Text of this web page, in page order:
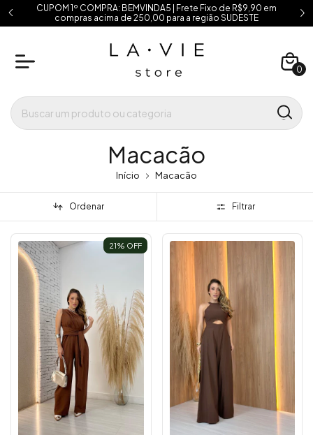
CUPOM 1º COMPRA: BEMVINDA5 | Frete Fixo de R$9,90 em
compras acima de 250,00 para a região SUDESTE
0
Macacão
Início Macacão
Ordenar Filtrar
21% OFF